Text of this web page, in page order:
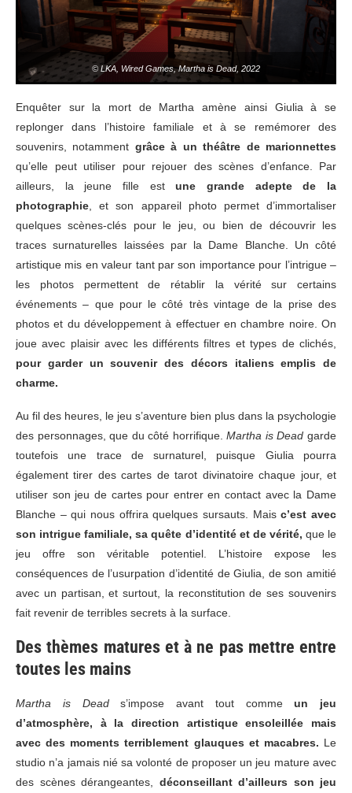
© LKA, Wired Games, Martha is Dead, 2022
Enquêter sur la mort de Martha amène ainsi Giulia à se
replonger dans l’histoire familiale et à se remémorer des
souvenirs, notamment grâce à un théâtre de marionnettes
qu’elle peut utiliser pour rejouer des scènes d’enfance. Par
ailleurs, la jeune fille estune grande adepte de la
photographie, et son appareil photo permet d’immortaliser
quelques scènes-clés pour le jeu, ou bien de découvrir les
traces surnaturelles laissées par la Dame Blanche. Un côté
artistique mis en valeur tant par son importance pour l’intrigue –
les photos permettent de rétablir la vérité sur certains
événements – que pour le côté très vintage de la prise des
photos et du développement à effectuer en chambre noire. On
joue avec plaisir avec les différents filtres et types de clichés,
pour garder un souvenir des décors italiens emplis de
charme.
Au fil des heures, le jeu s’aventure bien plus dans la psychologie
des personnages, que du côté horrifique.Martha is Dead garde
toutefois une trace de surnaturel, puisque Giulia pourra
également tirer des cartes de tarot divinatoire chaque jour, et
utiliser son jeu de cartes pour entrer en contact avec la Dame
Blanche – qui nous offrira quelques sursauts. Maisc’est avec
son intrigue familiale, sa quête d’identité et de vérité, que le
jeu offre son véritable potentiel. L’histoire expose les
conséquences de l’usurpation d’identité de Giulia, de son amitié
avec un partisan, et surtout, la reconstitution de ses souvenirs
fait revenir de terribles secrets à la surface.
Des thèmes matures et à ne pas mettre entre
toutes les mains
Martha is Deads’impose avant tout commeun jeu
d’atmosphère, à la direction artistique ensoleillée mais
avec des moments terriblement glauques et macabres. Le
studio n’a jamais nié sa volonté de proposer un jeu mature avec
des scènes dérangeantes, déconseillant d’ailleurs son jeu